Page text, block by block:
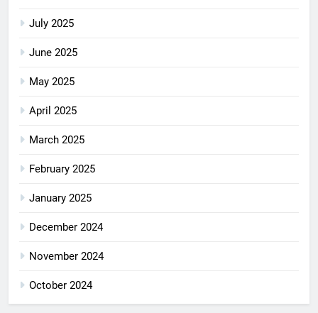
July 2025
June 2025
May 2025
April 2025
March 2025
February 2025
January 2025
December 2024
November 2024
October 2024